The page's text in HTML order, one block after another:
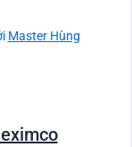
Master Hùng